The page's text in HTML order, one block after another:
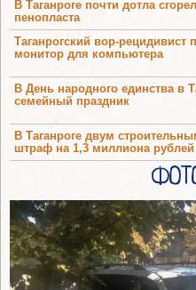
В Таганроге почти дотла
пенопласта
Таганрогский вор-рецидивист
монитор для компьютера
В День народного единства в
семейный праздник
В Таганроге двум
штраф на 1,3 миллиона рублей